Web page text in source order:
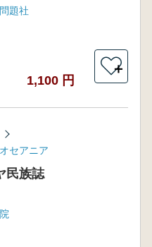
題社
1,100 円
＋
セアニア
民族誌